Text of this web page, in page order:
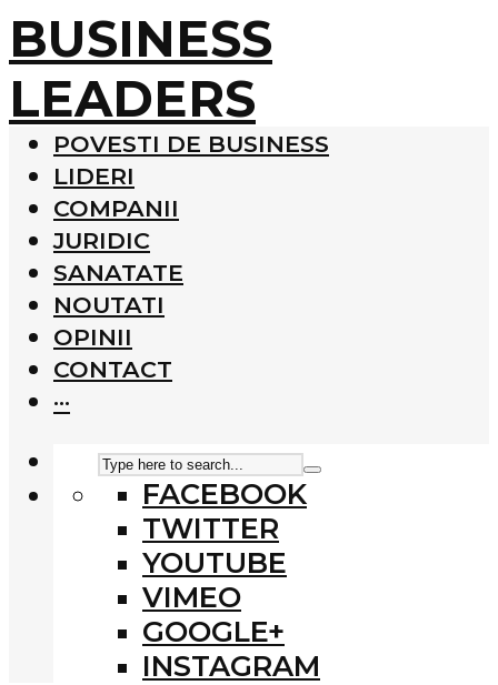
BUSINESS
LEADERS
POVESTI DE BUSINESS
LIDERI
COMPANII
JURIDIC
SANATATE
NOUTATI
OPINII
CONTACT
···
FACEBOOK
TWITTER
YOUTUBE
VIMEO
GOOGLE+
INSTAGRAM